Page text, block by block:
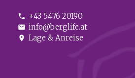
phone +43 5476 20190
mail info@berglife.at
location_on Lage & Anreise